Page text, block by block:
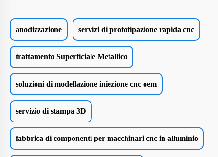
anodizzazione servizi di prototipazione rapida cnc
trattamento Superficiale Metallico
soluzioni di modellazione iniezione cnc oem
servizio di stampa 3D
fabbrica di componenti per macchinari cnc in alluminio